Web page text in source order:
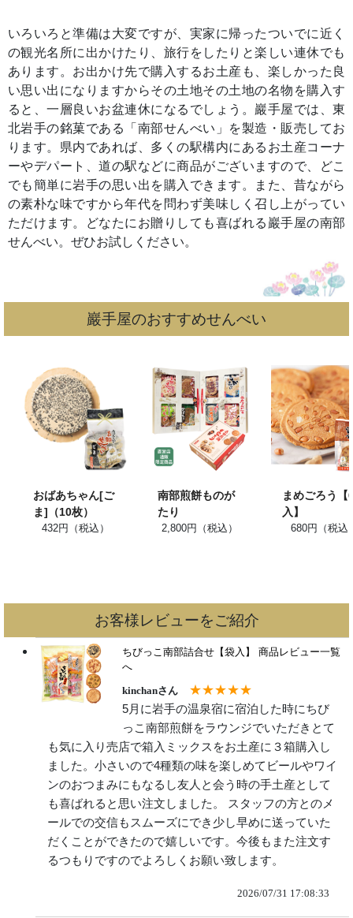
いろいろと準備は大変ですが、実家に帰ったついでに近く
の観光名所に出かけたり、旅行をしたりと楽しい連休でも
あります。お出かけ先で購入するお土産も、楽しかった良
い思い出になりますからその土地その土地の名物を購入す
ると、一層良いお盆連休になるでしょう。巖手屋では、東
北岩手の銘菓である「南部せんべい」を製造・販売してお
ります。県内であれば、多くの駅構内にあるお土産コーナ
ーやデパート、道の駅などに商品がございますので、どこ
でも簡単に岩手の思い出を購入できます。また、昔ながら
の素朴な味ですから年代を問わず美味しく召し上がってい
ただけます。どなたにお贈りしても喜ばれる巖手屋の南部
せんべい。ぜひお試しください。
巖手屋のおすすめせんべい
おばあちゃん[ご
ま]（10枚）
432円（税込）
南部煎餅ものが
たり
2,800円（税込）
まめごろう【
入】
680円（税込
お客様レビューをご紹介
ちびっこ南部詰合せ【袋入】
商品レビュー一覧
へ
kinchanさん
★★★★★
5月に岩手の温泉宿に宿泊した時にちび
っこ南部煎餅をラウンジでいただきとて
も気に入り売店で箱入ミックスをお土産に３箱購入し
ました。小さいので4種類の味を楽しめてビールやワイ
ンのおつまみにもなるし友人と会う時の手土産として
も喜ばれると思い注文しました。 スタッフの方とのメ
ールでの交信もスムーズにでき少し早めに送っていた
だくことができたので嬉しいです。今後もまた注文す
るつもりですのでよろしくお願い致します。
2026/07/31 17:08:33